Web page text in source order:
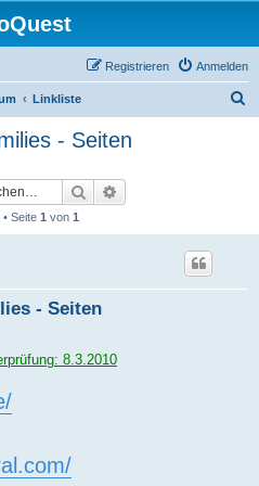
Anmelden
Registrieren
Linkliste
- Seiten
Suche
Seite 1 von 1
- Seiten
8.3.2010